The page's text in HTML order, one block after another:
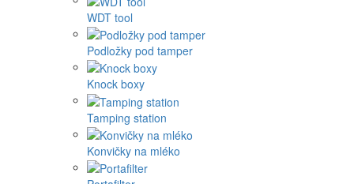
WDT tool
Podložky pod tamper
Knock boxy
Tamping station
Konvičky na mléko